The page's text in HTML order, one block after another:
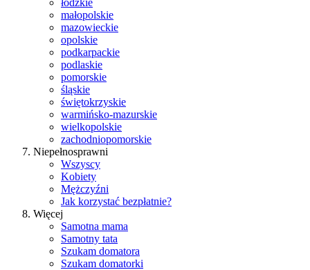
łódzkie
małopolskie
mazowieckie
opolskie
podkarpackie
podlaskie
pomorskie
śląskie
świętokrzyskie
warmińsko-mazurskie
wielkopolskie
zachodniopomorskie
Niepełnosprawni
Wszyscy
Kobiety
Mężczyźni
Jak korzystać bezpłatnie?
Więcej
Samotna mama
Samotny tata
Szukam domatora
Szukam domatorki